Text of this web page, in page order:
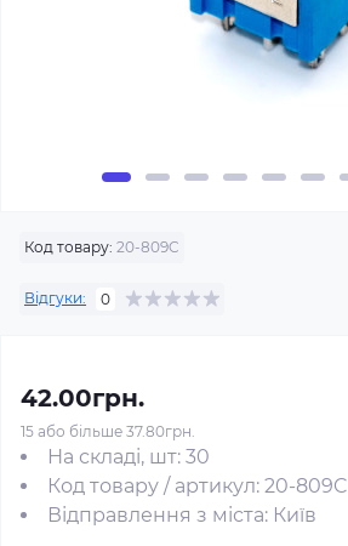
Код товару: 20-809C
Відгуки: 0
42.00грн.
15 або більше 37.80грн.
На складі, шт: 30
Код товару / артикул: 20-809C
Відправлення з міста: Київ